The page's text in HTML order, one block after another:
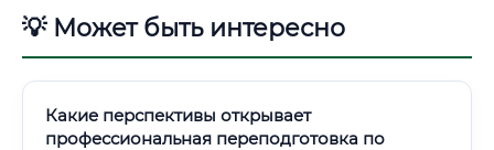
💡 Может быть интересно
Какие перспективы открывает
профессиональная переподготовка по